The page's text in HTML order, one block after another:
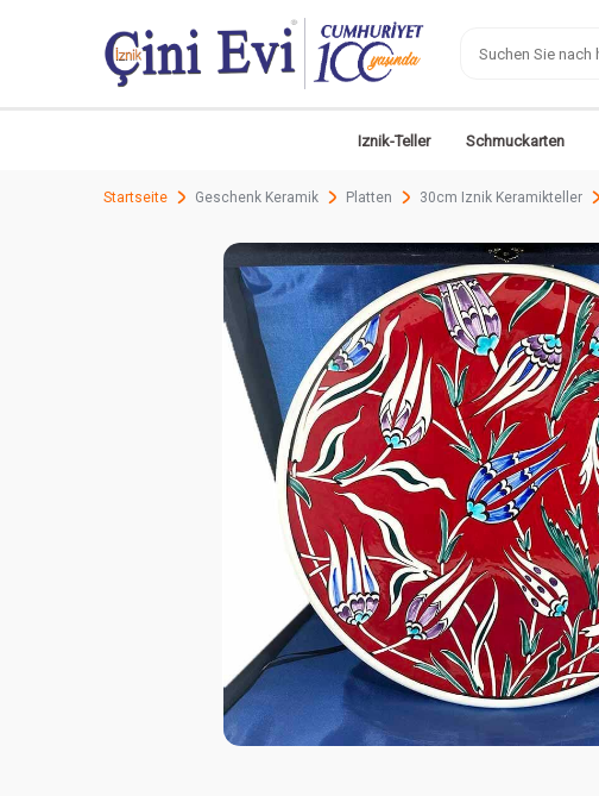
Iznik-Teller Schmuckarten
Startseite Geschenk Keramik Platten 30cm Iznik Keramikteller